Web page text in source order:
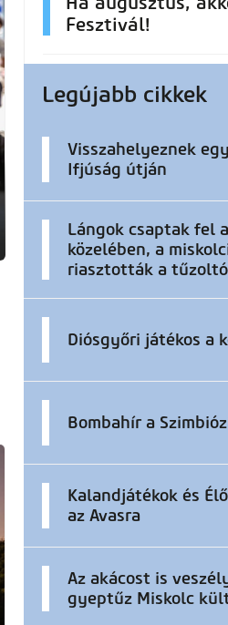
Fesztivál!
Legújabb cikkek
Visszahelyeznek
Ifjúság útján
Lángok csaptak fel
közelében, a
riasztották a
Diósgyőri játékos a
Bombahír a
Kalandjátékok és
az Avasra
Az akácost is
gyeptűz Miskolc